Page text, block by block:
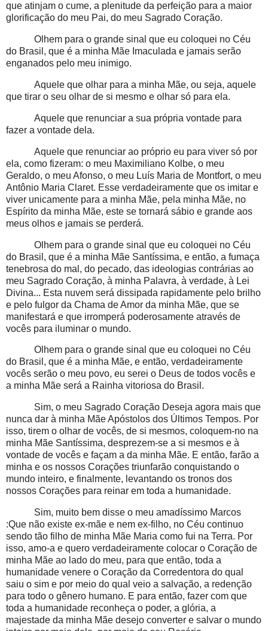
que atinjam o cume, a plenitude da perfeição para a maior
glorificação do meu Pai, do meu Sagrado Coração.
Olhem para o grande sinal que eu coloquei no Céu
do Brasil, que é a minha Mãe Imaculada e jamais serão
enganados pelo meu inimigo.
Aquele que olhar para a minha Mãe, ou seja, aquele
que tirar o seu olhar de si mesmo e olhar só para ela.
Aquele que renunciar a sua própria vontade para
fazer a vontade dela.
Aquele que renunciar ao próprio eu para viver só por
ela, como fizeram: o meu Maximiliano Kolbe, o meu
Geraldo, o meu Afonso, o meu Luís Maria de Montfort, o meu
Antônio Maria Claret. Esse verdadeiramente que os imitar e
viver unicamente para a minha Mãe, pela minha Mãe, no
Espírito da minha Mãe, este se tornará sábio e grande aos
meus olhos e jamais se perderá.
Olhem para o grande sinal que eu coloquei no Céu
do Brasil, que é a minha Mãe Santíssima, e então, a fumaça
tenebrosa do mal, do pecado, das ideologias contrárias ao
meu Sagrado Coração, à minha Palavra, à verdade, à Lei
Divina... Esta nuvem será dissipada rapidamente pelo brilho
e pelo fulgor da Chama de Amor da minha Mãe, que se
manifestará e que irromperá poderosamente através de
vocês para iluminar o mundo.
Olhem para o grande sinal que eu coloquei no Céu
do Brasil, que é a minha Mãe, e então, verdadeiramente
vocês serão o meu povo, eu serei o Deus de todos vocês e
a minha Mãe será a Rainha vitoriosa do Brasil.
Sim, o meu Sagrado Coração Deseja agora mais que
nunca dar à minha Mãe Apóstolos dos Últimos Tempos. Por
isso, tirem o olhar de vocês, de si mesmos, coloquem-no na
minha Mãe Santíssima, desprezem-se a si mesmos e à
vontade de vocês e façam a da minha Mãe. E então, farão a
minha e os nossos Corações triunfarão conquistando o
mundo inteiro, e finalmente, levantando os tronos dos
nossos Corações para reinar em toda a humanidade.
Sim, muito bem disse o meu amadíssimo Marcos
:Que não existe ex-mãe e nem ex-filho, no Céu continuo
sendo tão filho de minha Mãe Maria como fui na Terra. Por
isso, amo-a e quero verdadeiramente colocar o Coração de
minha Mãe ao lado do meu, para que então, toda a
humanidade venere o Coração da Corredentora do qual
saiu o sim e por meio do qual veio a salvação, a redenção
para todo o gênero humano. E para então, fazer com que
toda a humanidade reconheça o poder, a glória, a
majestade da minha Mãe desejo converter e salvar o mundo